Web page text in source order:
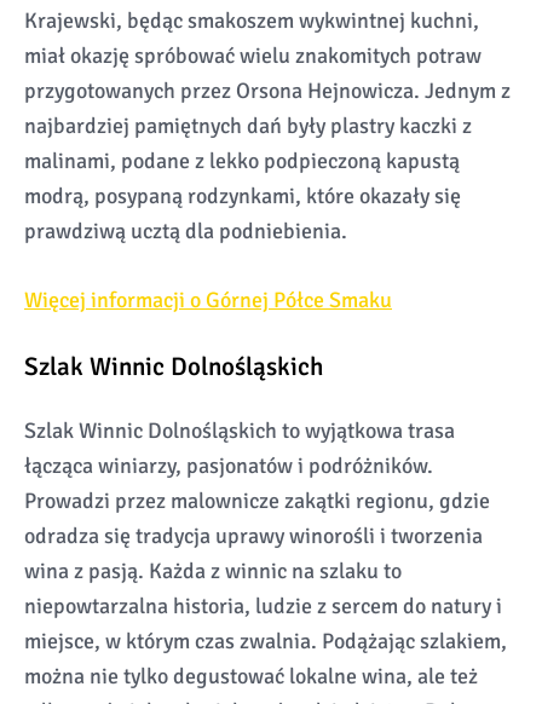
Krajewski, będąc smakoszem wykwintnej kuchni,
miał okazję spróbować wielu znakomitych potraw
przygotowanych przez Orsona Hejnowicza. Jednym z
najbardziej pamiętnych dań były plastry kaczki z
malinami, podane z lekko podpieczoną kapustą
modrą, posypaną rodzynkami, które okazały się
prawdziwą ucztą dla podniebienia.
Więcej informacji o Górnej Półce Smaku
Szlak Winnic Dolnośląskich
Szlak Winnic Dolnośląskich to wyjątkowa trasa
łącząca winiarzy, pasjonatów i podróżników.
Prowadzi przez malownicze zakątki regionu, gdzie
odradza się tradycja uprawy winorośli i tworzenia
wina z pasją. Każda z winnic na szlaku to
niepowtarzalna historia, ludzie z sercem do natury i
miejsce, w którym czas zwalnia. Podążając szlakiem,
można nie tylko degustować lokalne wina, ale też